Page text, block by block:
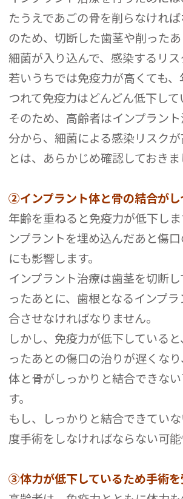
たうえであごの骨を削らなけれ
のため、切断した歯茎や削った
細菌が入り込んで、感染するリス
若いうちでは免疫力が高くても
つれて免疫力はどんどん低下して
そのため、高齢者はインプラン
分から、細菌による感染リスク
とは、あらかじめ確認しておきま
②インプラント体と骨の結合がし
年齢を重ねると免疫力が低下し
ンプラントを埋め込んだあと傷
にも影響します。
インプラント治療は歯茎を切断
ったあとに、歯根となるインプ
合させなければなりません。
しかし、免疫力が低下している
ったあとの傷口の治りが遅くな
体と骨がしっかりと結合できな
す。
もし、しっかりと結合できてい
度手術をしなければならない可能
③体力が低下しているため手術